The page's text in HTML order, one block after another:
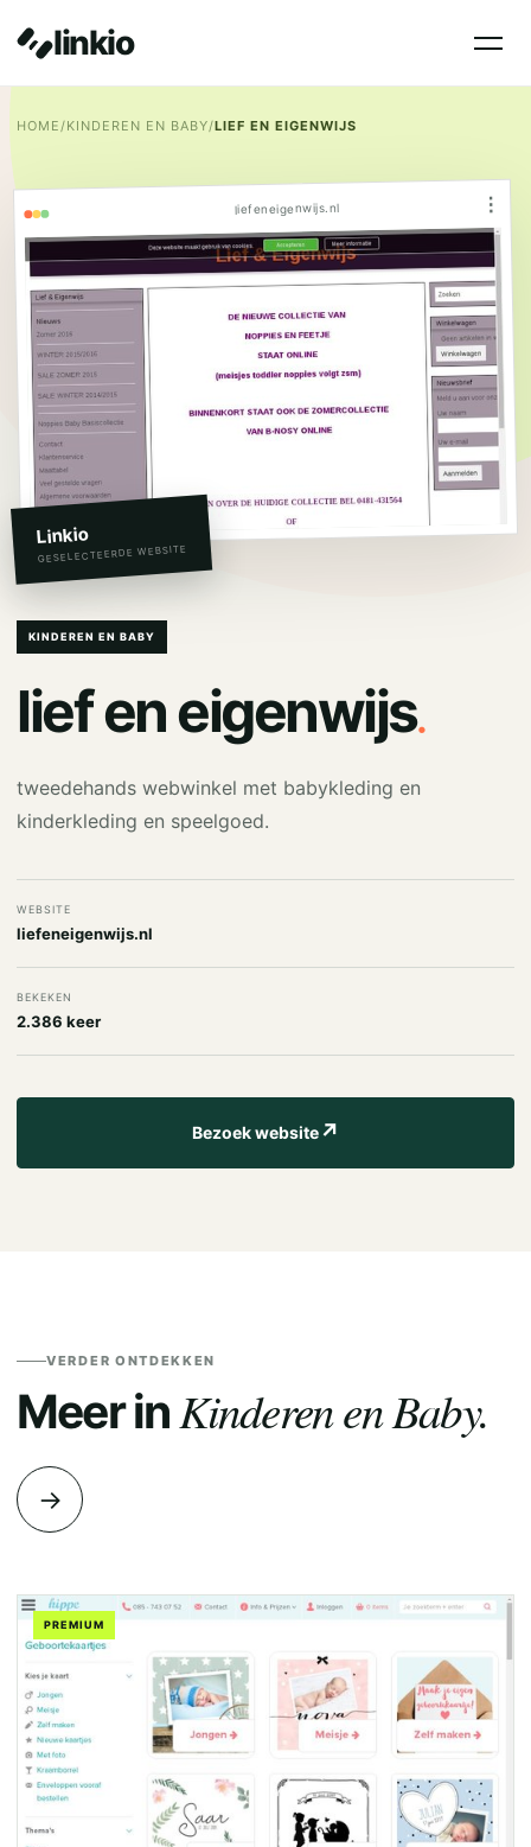
linkio
HOME/KINDEREN EN BABY/LIEF EN EIGENWIJS
liefeneigenwijs.nl ⋮
Linkio
GESELECTEERDE WEBSITE
KINDEREN EN BABY
lief en eigenwijs.
tweedehands webwinkel met babykleding en
kinderkleding en speelgoed.
WEBSITE
liefeneigenwijs.nl
BEKEKEN
2.386 keer
Bezoek website↗
VERDER ONTDEKKEN
Meer inKinderen en Baby.
→
PREMIUM